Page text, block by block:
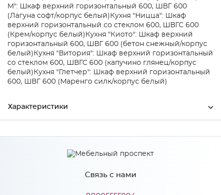
М": Шкаф верхний горизонтальный 600, ШВГ 600
(Лагуна софт/корпус белый) Кухня "Ницца": Шкаф
верхний горизонтальный со стеклом 600, ШВГС 600
(Крем/корпус белый) Кухня "Киото": Шкаф верхний
горизонтальный 600, ШВГ 600 (бетон снежный/корпус
белый) Кухня "Витория": Шкаф верхний горизонтальный
со стеклом 600, ШВГС 600 (капучино глянец/корпус
белый) Кухня "Глетчер": Шкаф верхний горизонтальный
600, ШВГ 600 (Маренго силк/корпус белый)
Характеристики
Ширина 370
685
60
Связь с нами